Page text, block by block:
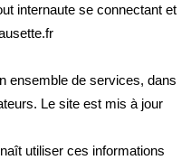
internaute se connectant et
ensemble de services, dans
Le site est mis à jour
utiliser ces informations